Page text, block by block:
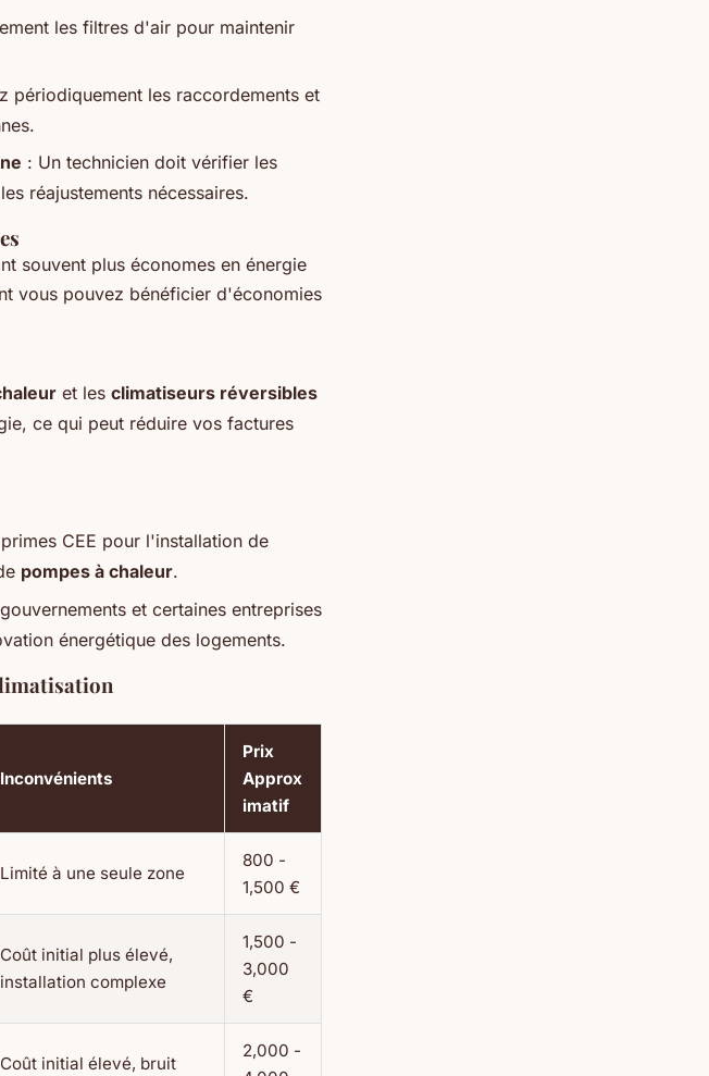
les filtres d'air pour maintenir
périodiquement les raccordements et
: Un technicien doit vérifier les
réajustements nécessaires.
souvent plus économes en énergie
vous pouvez bénéficier d'économies
et les climatiseurs réversibles
ce qui peut réduire vos factures
CEE pour l'installation de
pompes à chaleur.
et certaines entreprises
énergétique des logements.
Inconvénients
Prix
Approx
imatif
Limité à une seule zone
800 -
1,500 €
Coût initial plus élevé,
installation complexe
1,500 -
3,000
€
Coût initial élevé, bruit
2,000 -